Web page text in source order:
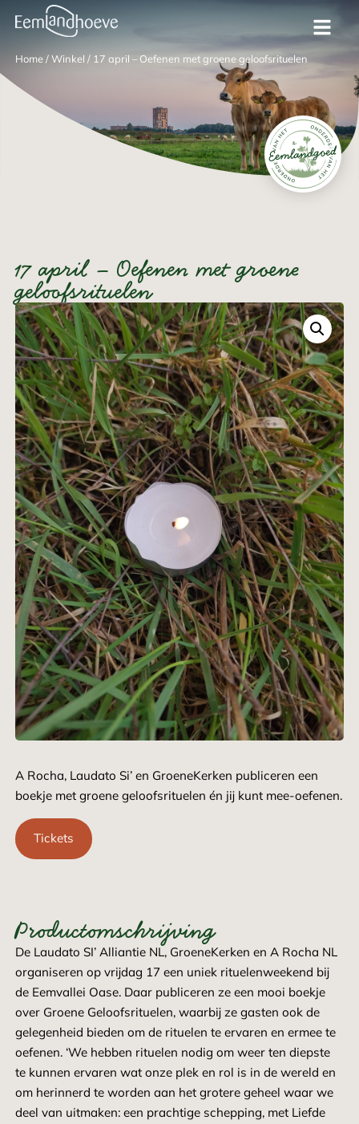
Home/Winkel / 17 april – Oefenen met groene geloofsrituelen
17 april – Oefenen met groene
geloofsrituelen
A Rocha, Laudato Si’ en GroeneKerken publiceren een
boekje met groene geloofsrituelen én jij kunt mee-oefenen.
Tickets
Productomschrijving
De Laudato SI’ Alliantie NL, GroeneKerken en A Rocha NL
organiseren op vrijdag 17 een uniek rituelenweekend bij
de Eemvallei Oase. Daar publiceren ze een mooi boekje
over Groene Geloofsrituelen, waarbij ze gasten ook de
gelegenheid bieden om de rituelen te ervaren en ermee te
oefenen. ‘We hebben rituelen nodig om weer ten diepste
te kunnen ervaren wat onze plek en rol is in de wereld en
om herinnerd te worden aan het grotere geheel waar we
deel van uitmaken: een prachtige schepping, met Liefde